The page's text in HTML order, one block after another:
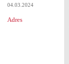
04.03.2024
Adres